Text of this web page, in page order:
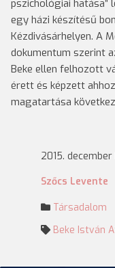
pszichológiai hatása”
egy házi készítésű
Kézdivásárhelyen. A
dokumentum szerint
Beke ellen felhozott
érett és képzett
magatartása
2015.
Szőcs Levente
Társadalom
Beke István